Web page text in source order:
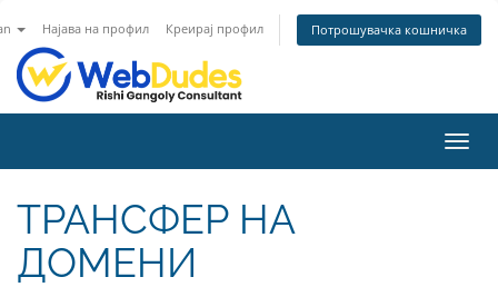
Најава на профил Креирај профил Потрошувачка кошничка
ја
ТРАНСФЕР НА
ДОМЕНИ